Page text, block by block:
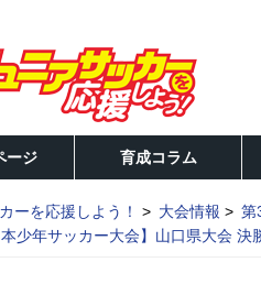
ージ 育成コラム
ーを応援しよう！ 大会情報
第
本少年サッカー大会】山口県大会